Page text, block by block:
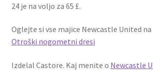
24 je na voljo za 65 £.
Oglejte si vse majice Newcastle United na
Otroški nogometni dresi
Izdelal Castore. Kaj menite o Newcastle